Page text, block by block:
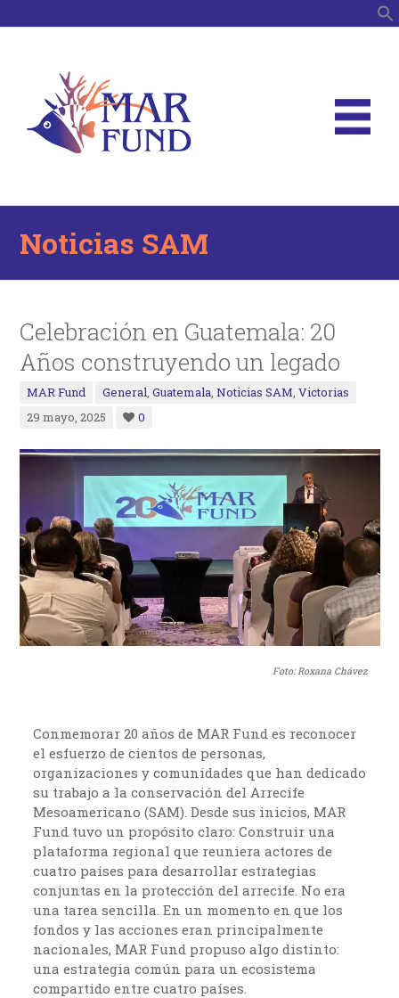
Noticias SAM
Celebración en Guatemala: 20
Años construyendo un legado
MAR Fund General,Guatemala,Noticias SAM,Victorias
29 mayo, 2025
0
Foto: Roxana Chávez
Conmemorar 20 años de MAR Fund es reconocer
el esfuerzo de cientos de personas,
organizaciones y comunidades que han dedicado
su trabajo a la conservación del Arrecife
Mesoamericano (SAM). Desde sus inicios, MAR
Fund tuvo un propósito claro: Construir una
plataforma regional que reuniera actores de
cuatro países para desarrollar estrategias
conjuntas en la protección del arrecife. No era
una tarea sencilla. En un momento en que los
fondos y las acciones eran principalmente
nacionales, MAR Fund propuso algo distinto:
una estrategia común para un ecosistema
compartido entre cuatro países.